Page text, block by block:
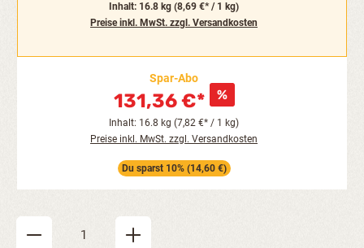
Inhalt: 16.8 kg (8,69 €* / 1 kg)
Preise inkl. MwSt. zzgl. Versandkosten
Spar-Abo
131,36 €*
Inhalt: 16.8 kg (7,82 €* / 1 kg)
Preise inkl. MwSt. zzgl. Versandkosten
Du sparst 10% (14,60 €)
Produkt Anzahl: Gib den gewünschten Wert ein